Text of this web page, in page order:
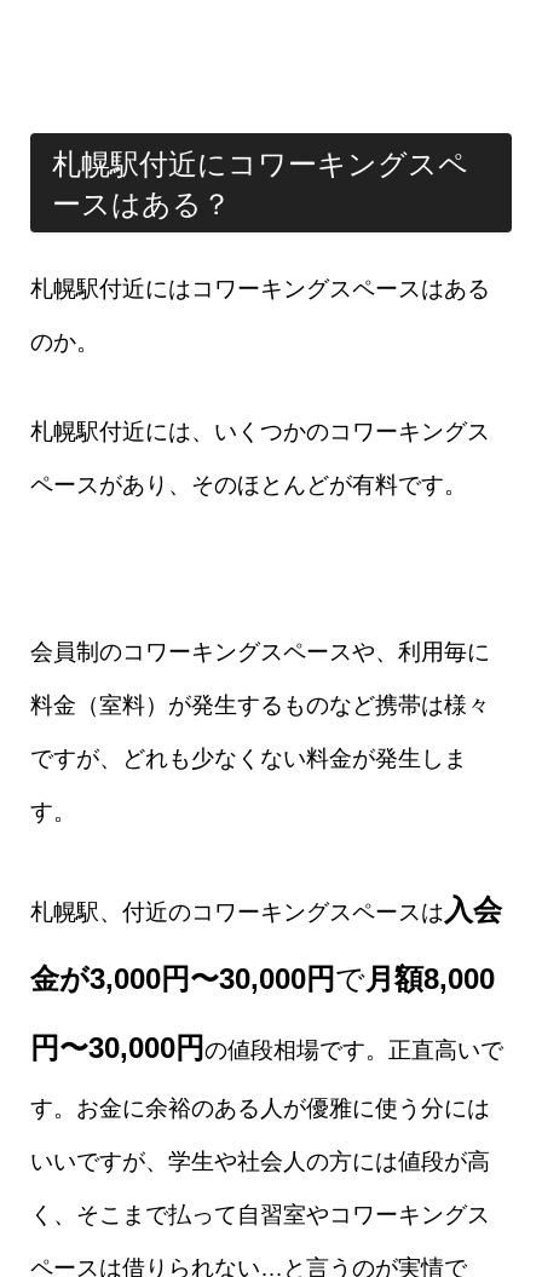
札幌駅付近にコワーキングスペ
ースはある？
札幌駅付近にはコワーキングスペースはある
のか。
札幌駅付近には、いくつかのコワーキングス
ペースがあり、そのほとんどが有料です。
会員制のコワーキングスペースや、利用毎に
料金（室料）が発生するものなど携帯は様々
ですが、どれも少なくない料金が発生しま
す。
札幌駅、付近のコワーキングスペースは入会
金が3,000円〜30,000円で月額8,000
円〜30,000円の値段相場です。正直高いで
す。お金に余裕のある人が優雅に使う分には
いいですが、学生や社会人の方には値段が高
く、そこまで払って自習室やコワーキングス
ペースは借りられない…と言うのが実情で